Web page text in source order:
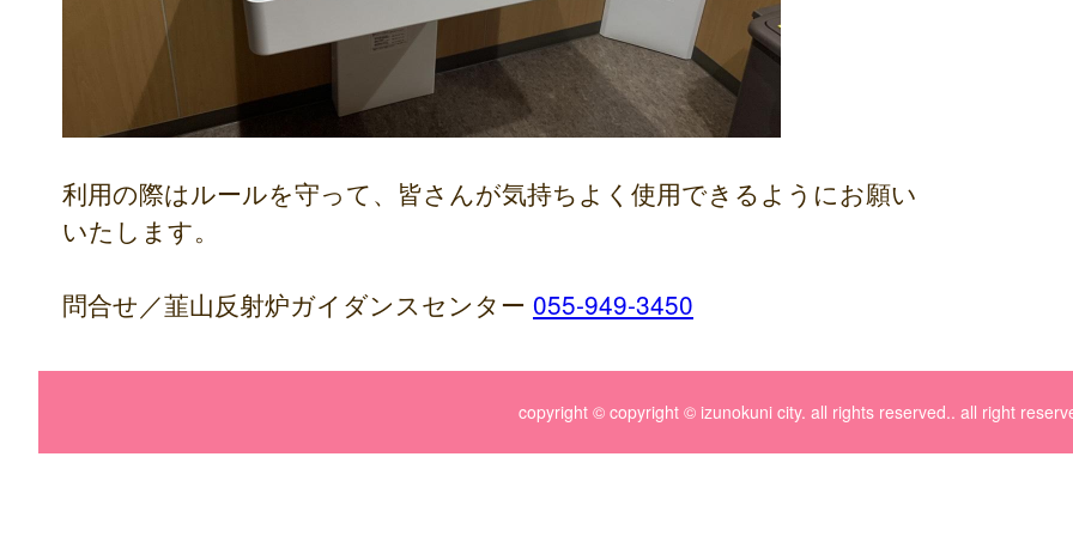
利用の際はルールを守って、皆さんが気持ちよく使用できるようにお願い
いたします。
問合せ／韮山反射炉ガイダンスセンター 055-949-3450
copyright © copyright © izunokuni city. all rights reserved.. all right